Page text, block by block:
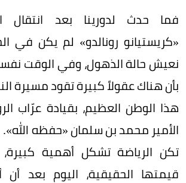
فما حدث لدورينا بعد انتقال
«كريستيانو رونالدو» لم يكن في
نعيش حالة الذهول، وفي الوقت
بأن هناك عقولاً كبيرة تقود مسيرة
هذا الوطن العظيم، بقيادة عرّاب
الأمير محمد بن سلمان «حفظه
تكن الرياضة تشكل أهمية
قيمتها الحقيقية، اليوم بعد